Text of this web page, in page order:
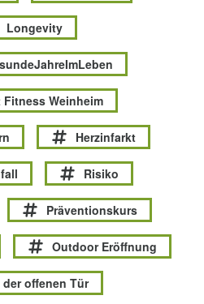
Longevity
Fitness Weinheim
Herzinfarkt
Risiko
Präventionskurs
Outdoor Eröffnung
der offenen Tür